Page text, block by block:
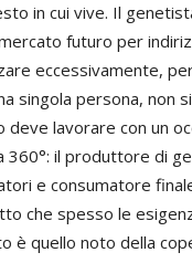
in cui vive. Il
futuro per
eccessivamente,
singola persona, non
deve lavorare con un
il produttore di
e consumatore
che spesso le
è quello noto della